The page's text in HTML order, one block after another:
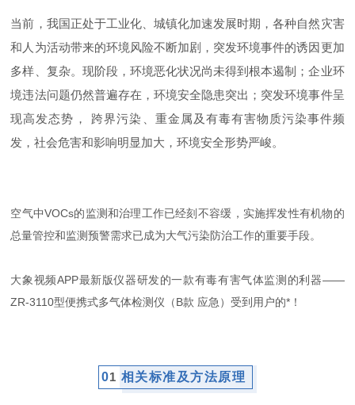
当前，我国正处于工业化、城镇化加速发展时期，各种自然灾害
和人为活动带来的环境风险不断加剧，突发环境事件的诱因更加
多样、复杂。现阶段，环境恶化状况尚未得到根本遏制；企业环
境违法问题仍然普遍存在，环境安全隐患突出；突发环境事件呈
现高发态势， 跨界污染、重金属及有毒有害物质污染事件频
发，社会危害和影响明显加大，环境安全形势严峻。
空气中VOCs的监测和治理工作已经刻不容缓，实施挥发性有机物的
总量管控和监测预警需求已成为大气污染防治工作的重要手段。
大象视频APP最新版仪器研发的一款有毒有害气体监测的利器——
ZR-3110型便携式多气体检测仪（B款 应急）受到用户的*！
01 相关标准及方法原理